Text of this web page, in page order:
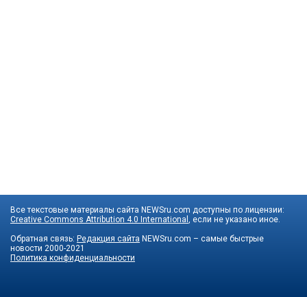
Все текстовые материалы сайта NEWSru.com доступны по лицензии:
Creative Commons Attribution 4.0 International
, если не указано иное.
Обратная связь: Редакция сайта NEWSru.com – самые быстрые
новости 2000-2021
Политика конфиденциальности